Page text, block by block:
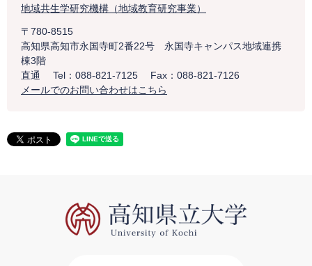
地域共生学研究機構（地域教育研究事業）
〒780-8515
高知県高知市永国寺町2番22号 永国寺キャンパス地域連携
棟3階
直通
Tel：088-821-7125
Fax：088-821-7126
メールでのお問い合わせはこちら